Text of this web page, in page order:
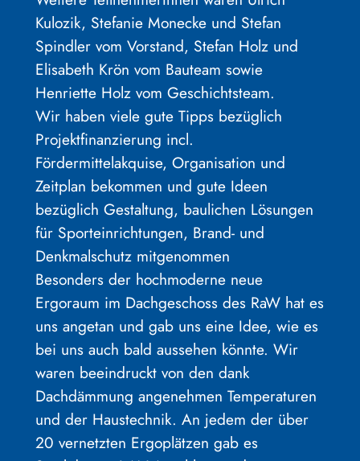
Kulozik, Stefanie Monecke und Stefan
Spindler vom Vorstand, Stefan Holz und
Elisabeth Krön vom Bauteam sowie
Henriette Holz vom Geschichtsteam.
Wir haben viele gute Tipps bezüglich
Projektfinanzierung incl.
Fördermittelakquise, Organisation und
Zeitplan bekommen und gute Ideen
bezüglich Gestaltung, baulichen Lösungen
für Sporteinrichtungen, Brand- und
Denkmalschutz mitgenommen
Besonders der hochmoderne neue
Ergoraum im Dachgeschoss des RaW hat es
uns angetan und gab uns eine Idee, wie es
bei uns auch bald aussehen könnte. Wir
waren beeindruckt von den dank
Dachdämmung angenehmen Temperaturen
und der Haustechnik. An jedem der über
20 vernetzten Ergoplätzen gab es